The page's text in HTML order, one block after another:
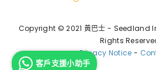
Copyright © 2021 黃巴士 - Seedland
Rights
Privacy Notice -
客戶支援小助手